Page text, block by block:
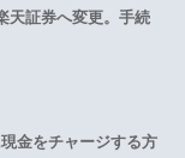
天証券へ変更。手続
金をチャージする方